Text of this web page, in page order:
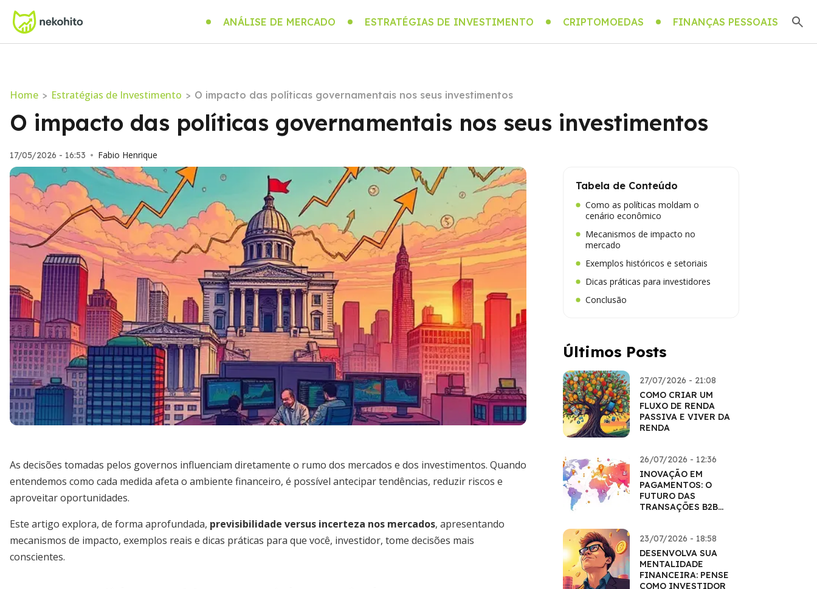
ANÁLISE DE MERCADO ESTRATÉGIAS DE INVESTIMENTO CRIPTOMOEDAS FINANÇAS PESSOAIS
Home > Estratégias de Investimento > O impacto das políticas governamentais nos seus investimentos
O impacto das políticas governamentais nos seus investimentos
17/05/2026 - 16:53 • Fabio Henrique
As decisões tomadas pelos governos influenciam diretamente o rumo dos mercados e dos investimentos. Quando
entendemos como cada medida afeta o ambiente financeiro, é possível antecipar tendências, reduzir riscos e
aproveitar oportunidades.
Este artigo explora, de forma aprofundada, previsibilidade versus incerteza nos mercados, apresentando
mecanismos de impacto, exemplos reais e dicas práticas para que você, investidor, tome decisões mais
conscientes.
Tabela de Conteúdo
Como as políticas moldam o
cenário econômico
Mecanismos de impacto no
mercado
Exemplos históricos e setoriais
Dicas práticas para investidores
Conclusão
Últimos Posts
27/07/2026 - 21:08
COMO CRIAR UM
FLUXO DE RENDA
PASSIVA E VIVER DA
RENDA
26/07/2026 - 12:36
INOVAÇÃO EM
PAGAMENTOS: O
FUTURO DAS
TRANSAÇÕES B2B
23/07/2026 - 18:58
DESENVOLVA SUA
MENTALIDADE
FINANCEIRA: PENSE
COMO INVESTIDOR